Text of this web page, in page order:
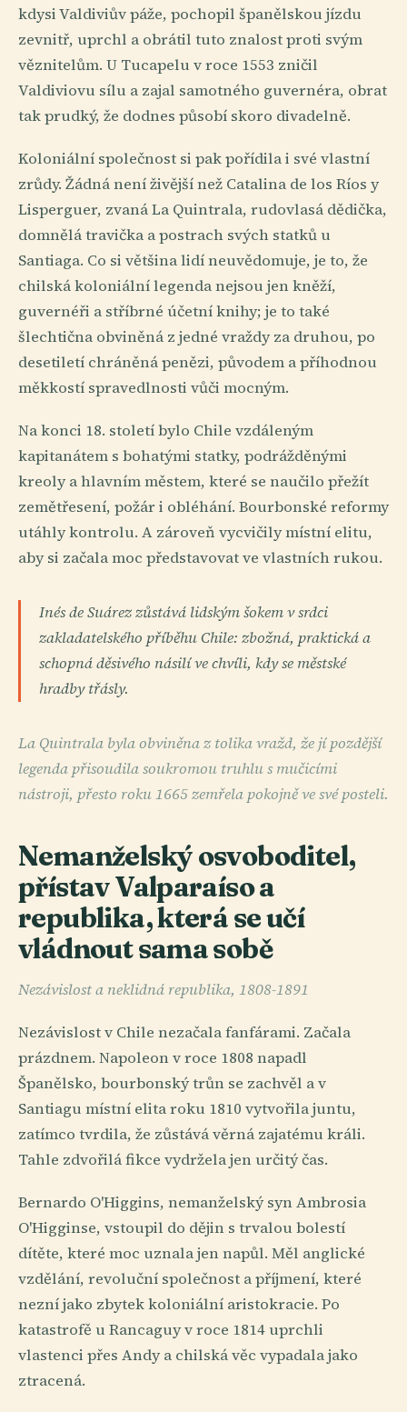
kdysi Valdiviův páže, pochopil španělskou jízdu
zevnitř, uprchl a obrátil tuto znalost proti svým
věznitelům. U Tucapelu v roce 1553 zničil
Valdiviovu sílu a zajal samotného guvernéra, obrat
tak prudký, že dodnes působí skoro divadelně.
Koloniální společnost si pak pořídila i své vlastní
zrůdy. Žádná není živější než Catalina de los Ríos y
Lisperguer, zvaná La Quintrala, rudovlasá dědička,
domnělá travička a postrach svých statků u
Santiaga. Co si většina lidí neuvědomuje, je to, že
chilská koloniální legenda nejsou jen kněží,
guvernéři a stříbrné účetní knihy; je to také
šlechtična obviněná z jedné vraždy za druhou, po
desetiletí chráněná penězi, původem a příhodnou
měkkostí spravedlnosti vůči mocným.
Na konci 18. století bylo Chile vzdáleným
kapitanátem s bohatými statky, podrážděnými
kreoly a hlavním městem, které se naučilo přežít
zemětřesení, požár i obléhání. Bourbonské reformy
utáhly kontrolu. A zároveň vycvičily místní elitu,
aby si začala moc představovat ve vlastních rukou.
Inés de Suárez zůstává lidským šokem v srdci
zakladatelského příběhu Chile: zbožná, praktická a
schopná děsivého násilí ve chvíli, kdy se městské
hradby třásly.
La Quintrala byla obviněna z tolika vražd, že jí pozdější
legenda přisoudila soukromou truhlu s mučicími
nástroji, přesto roku 1665 zemřela pokojně ve své posteli.
Nemanželský osvoboditel,
přístav Valparaíso a
republika, která se učí
vládnout sama sobě
Nezávislost a neklidná republika, 1808-1891
Nezávislost v Chile nezačala fanfárami. Začala
prázdnem. Napoleon v roce 1808 napadl
Španělsko, bourbonský trůn se zachvěl a v
Santiagu místní elita roku 1810 vytvořila juntu,
zatímco tvrdila, že zůstává věrná zajatému králi.
Tahle zdvořilá fikce vydržela jen určitý čas.
Bernardo O'Higgins, nemanželský syn Ambrosia
O'Higginse, vstoupil do dějin s trvalou bolestí
dítěte, které moc uznala jen napůl. Měl anglické
vzdělání, revoluční společnost a příjmení, které
nezní jako zbytek koloniální aristokracie. Po
katastrofě u Rancaguy v roce 1814 uprchli
vlastenci přes Andy a chilská věc vypadala jako
ztracená.